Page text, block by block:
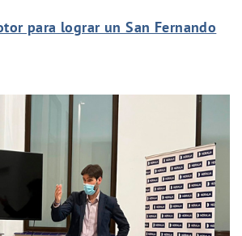
para lograr un San Fernando